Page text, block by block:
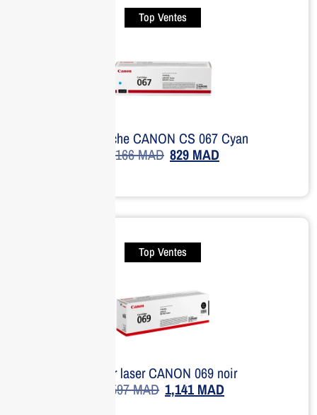
Top Ventes
Cartouche CANON CS 067 Cyan
1,166MAD 829 MAD
Top Ventes
Toner laser CANON 069 noir
1,597MAD 1,141MAD